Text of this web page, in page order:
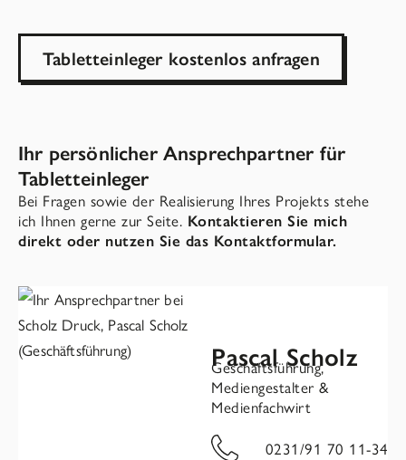
Tabletteinleger kostenlos anfragen
Ihr persönlicher Ansprech­partner für
Tabletteinleger
Bei Fragen sowie der Realisierung Ihres Projekts stehe
ich Ihnen gerne zur Seite. Kontaktieren Sie mich
direkt oder nutzen Sie das Kontaktformular.
Pascal Scholz
Geschäftsführung,
Mediengestalter &
Medienfachwirt
0231/91 70 11-34